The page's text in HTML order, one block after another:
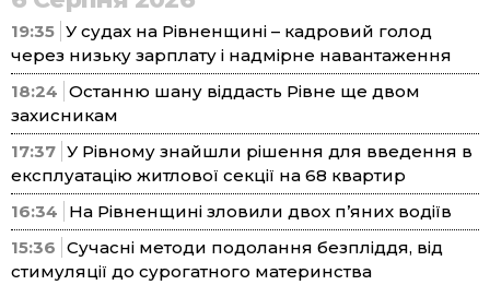
19:35 У судах на Рівненщині – кадровий голод
через низьку зарплату і надмірне навантаження
18:24 Останню шану віддасть Рівне ще двом
захисникам
17:37 У Рівному знайшли рішення для введення в
експлуатацію житлової секції на 68 квартир
16:34
На Рівненщині зловили двох п’яних водіїв
15:36 Сучасні методи подолання безпліддя, від
стимуляції до сурогатного материнства